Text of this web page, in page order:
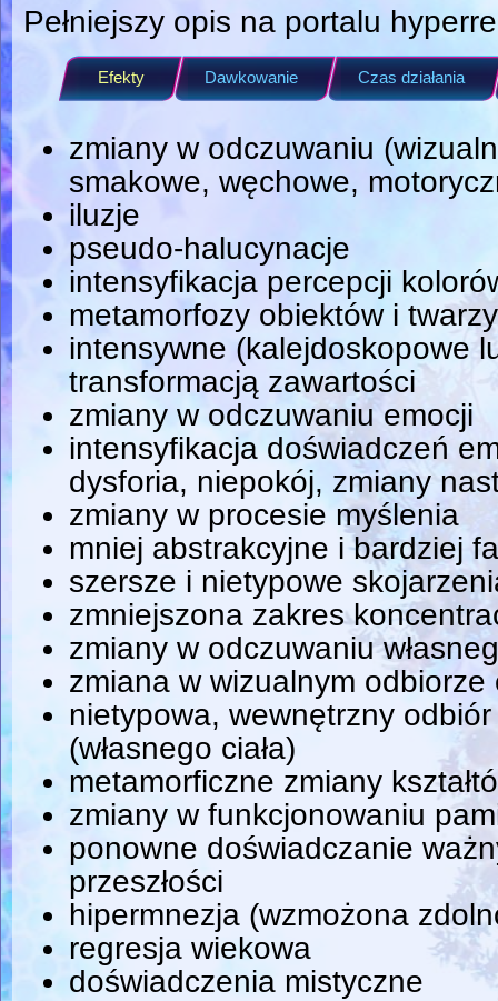
Pełniejszy opis na portalu
Efekty Dawkowanie Czas działania
zmiany w odczuwaniu
smakowe, węchowe,
iluzje
pseudo-halucynacje
intensyfikacja percepcji
metamorfozy obiektów i twarzy
intensywne (kalejdoskopowe
transformacją zawartości
zmiany w odczuwaniu emocji
intensyfikacja doświadczeń
dysforia, niepokój, zmiany
zmiany w procesie myślenia
mniej abstrakcyjne i bardziej
szersze i nietypowe
zmniejszona zakres
zmiany w odczuwaniu
zmiana w wizualnym odbiorze
nietypowa, wewnętrzny
(własnego ciała)
metamorficzne zmiany
zmiany w funkcjonowaniu
ponowne doświadczanie
przeszłości
hipermnezja (wzmożona
regresja wiekowa
doświadczenia mistyczne